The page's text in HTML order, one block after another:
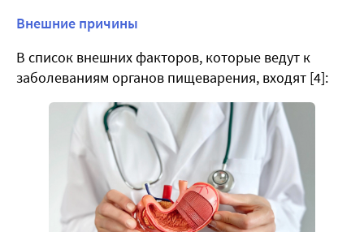
Внешние причины
В список внешних факторов, которые ведут к
заболеваниям органов пищеварения, входят [4]: